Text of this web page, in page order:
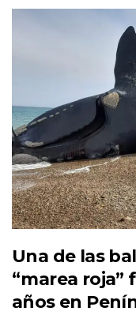
Una de las
“marea roja”
años en